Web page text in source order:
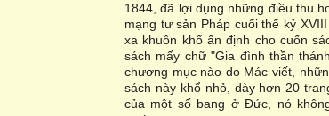
1844, đã lợi dụng những điều thu
mạng tư sản Pháp cuối thế kỷ
xa khuôn khổ ấn định cho cuốn
sách mấy chữ "Gia đình thần
chương mục nào do Mác viết,
sách này khổ nhỏ, dày hơn 20
của một số bang ở Đức, nó